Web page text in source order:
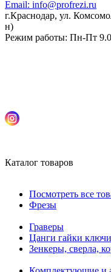
Email: info@profrezi.ru
г.Краснодар, ул.
н)
Режим работы: Пн-Пт
Каталог товаров
Посмотреть все
Фрезы
Граверы
Цанги гайки ключи
Зенкеры, сверла,